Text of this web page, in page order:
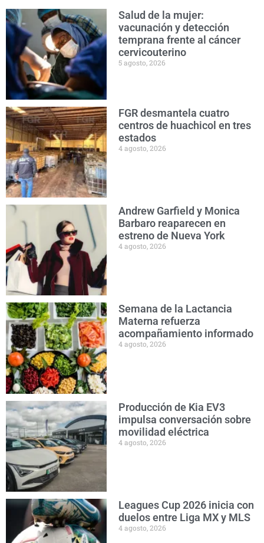
Salud de la mujer:
vacunación y detección
temprana frente al cáncer
cervicouterino
5 agosto, 2026
FGR desmantela cuatro
centros de huachicol en tres
estados
4 agosto, 2026
Andrew Garfield y Monica
Barbaro reaparecen en
estreno de Nueva York
4 agosto, 2026
Semana de la Lactancia
Materna refuerza
acompañamiento informado
4 agosto, 2026
Producción de Kia EV3
impulsa conversación sobre
movilidad eléctrica
4 agosto, 2026
Leagues Cup 2026 inicia con
duelos entre Liga MX y MLS
4 agosto, 2026